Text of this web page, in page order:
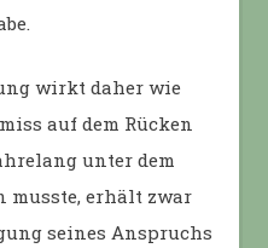
wirkt daher wie
auf dem Rücken
unter dem
musste, erhält zwar
seines Anspruchs